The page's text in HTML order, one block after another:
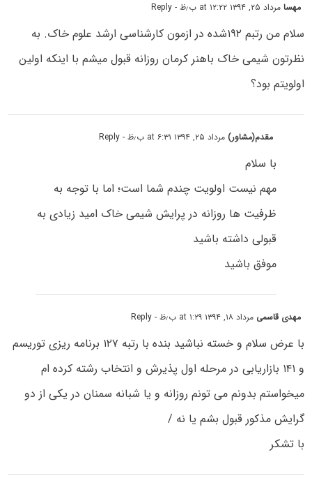
مهسامرداد ۲۵, ۱۳۹۴ at ۱۲:۲۲ ب٫ظ - Reply
سلام من رتبم ۱۹۲شده در ازمون کارشناسی ارشد علوم خاک. به
نظرتون شیمی خاک باهنر کرمان روزانه قبول میشم با اینکه اولین
اولویتم بود؟
مقدم(مشاور) مرداد ۲۵, ۱۳۹۴ at ۶:۳۱ ب٫ظ - Reply
با سلام
مهم نیست اولویت چندم شما است؛ اما با توجه به
ظرفیت ها روزانه در پرایش شیمی خاک امید زیادی به
قبولی داشته باشید
موفق باشید
مهدی قاسمی مرداد ۱۸, ۱۳۹۴ at ۱:۲۹ ب٫ظ - Reply
با عرض سلام و خسته نباشید بنده با رتبه ۱۲۷ برنامه ریزی توریسم
و ۱۴۱ بازاریابی در مرحله اول پذیرش و انتخاب رشته کرده ام
میخواستم بدونم می تونم روزانه و یا شبانه سمنان در یکی از دو
گرایش مذکور قبول بشم یا نه /
با تشکر